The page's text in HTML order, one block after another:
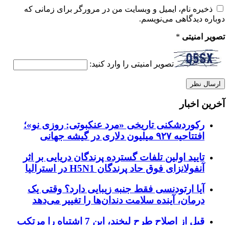
ذخیره نام، ایمیل و وبسایت من در مرورگر برای زمانی که
دوباره دیدگاهی می‌نویسم.
تصویر امنیتی *
تصویر امنیتی را وارد کنید:
آخرین اخبار
رکوردشکنی تاریخی «مرد عنکبوتی: روزی نو»؛
افتتاحیه ۹۲۷ میلیون دلاری در گیشه جهانی
تایید اولین تلفات گسترده پرندگان دریایی بر اثر
آنفولانزای فوق حاد پرندگان H5N1 در استرالیا
آیا ارتودنسی فقط جنبه زیبایی دارد؟ وقتی یک
درمان، آینده سلامت دندان‌ها را تغییر می‌دهد
قبل از اصلاح طرح لبخند، این 7 اشتباه را مرتکب